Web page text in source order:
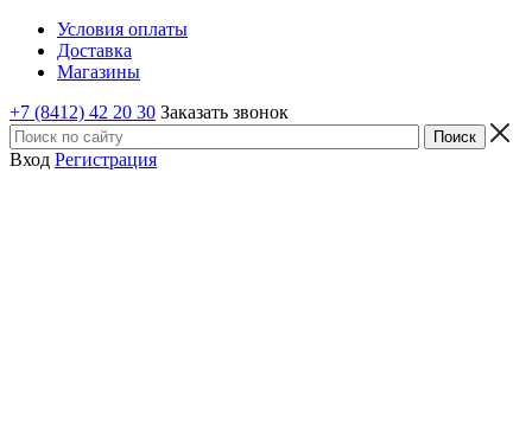
Условия оплаты
Доставка
Магазины
+7 (8412) 42 20 30 Заказать звонок
Вход Регистрация